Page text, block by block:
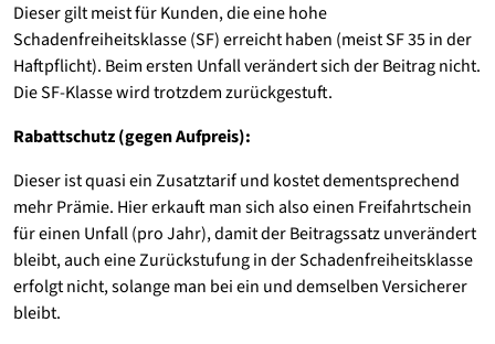
Dieser gilt meist für Kunden, die eine hohe
Schadenfreiheitsklasse (SF) erreicht haben (meist SF 35 in der
Haftpflicht). Beim ersten Unfall verändert sich der Beitrag nicht.
Die SF-Klasse wird trotzdem zurückgestuft.
Rabattschutz (gegen Aufpreis):
Dieser ist quasi ein Zusatztarif und kostet dementsprechend
mehr Prämie. Hier erkauft man sich also einen Freifahrtschein
für einen Unfall (pro Jahr), damit der Beitragssatz unverändert
bleibt, auch eine Zurückstufung in der Schadenfreiheitsklasse
erfolgt nicht, solange man bei ein und demselben Versicherer
bleibt.